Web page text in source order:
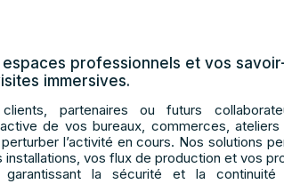
professionnels et vos
immersives.
partenaires ou futurs
de vos bureaux, commerces,
l’activité en cours. Nos solutions
installations, vos flux de production et vos
la sécurité et la